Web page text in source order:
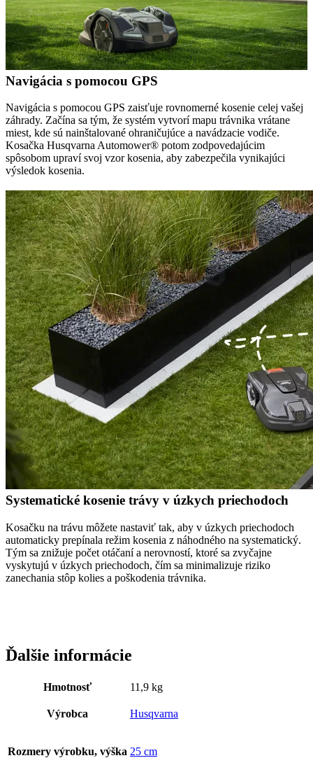
Navigácia s pomocou GPS
Navigácia s pomocou GPS zaisťuje rovnomerné kosenie celej vašej
záhrady. Začína sa tým, že systém vytvorí mapu trávnika vrátane
miest, kde sú nainštalované ohraničujúce a navádzacie vodiče.
Kosačka Husqvarna Automower® potom zodpovedajúcim
spôsobom upraví svoj vzor kosenia, aby zabezpečila vynikajúci
výsledok kosenia.
Systematické kosenie trávy v úzkych priechodoch
Kosačku na trávu môžete nastaviť tak, aby v úzkych priechodoch
automaticky prepínala režim kosenia z náhodného na systematický.
Tým sa znižuje počet otáčaní a nerovností, ktoré sa zvyčajne
vyskytujú v úzkych priechodoch, čím sa minimalizuje riziko
zanechania stôp kolies a poškodenia trávnika.
Ďalšie informácie
Hmotnosť 11,9 kg
Výrobca Husqvarna
Rozmery výrobku, výška 25 cm